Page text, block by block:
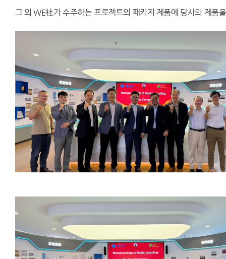
그 외 WE社가 수주하는 프로젝트의 패키지 제품에 당사의 제품